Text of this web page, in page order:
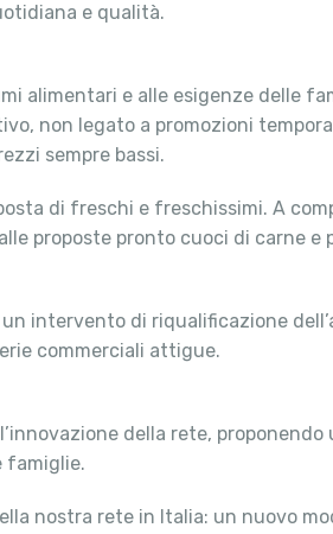
e qualità.
alimentari e alle esigenze delle
non legato a promozioni
sempre bassi.
di freschi e freschissimi. A
proposte pronto cuoci di carne e
intervento di riqualificazione
commerciali attigue.
della rete,
famiglie.
nostra rete in Italia: un nuovo